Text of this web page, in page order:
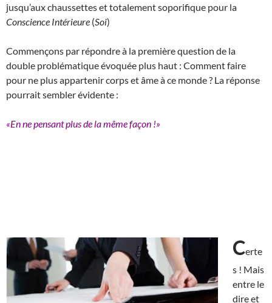
jusqu’aux chaussettes et totalement soporifique pour la
Conscience Intérieure (Soi)
Commençons par répondre à la première question de la
double problématique évoquée plus haut : Comment faire
pour ne plus appartenir corps et âme à ce monde ? La réponse
pourrait sembler évidente :
«En ne pensant plus de la même façon !»
Certe
s ! Mais
entre le
dire et